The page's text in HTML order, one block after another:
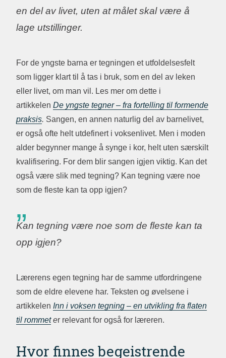
en del av livet, uten at målet skal være å
lage utstillinger.
For de yngste barna er tegningen et utfoldelsesfelt
som ligger klart til å tas i bruk, som en del av leken
eller livet, om man vil. Les mer om dette i
artikkelen De yngste tegner – fra fortelling til formende
praksis. Sangen, en annen naturlig del av barnelivet,
er også ofte helt utdefinert i voksenlivet. Men i moden
alder begynner mange å synge i kor, helt uten særskilt
kvalifisering. For dem blir sangen igjen viktig. Kan det
også være slik med tegning? Kan tegning være noe
som de fleste kan ta opp igjen?
Kan tegning være noe som de fleste kan ta
opp igjen?
Lærerens egen tegning har de samme utfordringene
som de eldre elevene har. Teksten og øvelsene i
artikkelen Inn i voksen tegning – en utvikling fra flaten
til rommeter relevant for også for læreren.
Hvor finnes begeistrende